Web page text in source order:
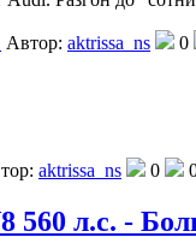
Автор: aktrissa_ns 0
aktrissa_ns 0
560 л.с. -